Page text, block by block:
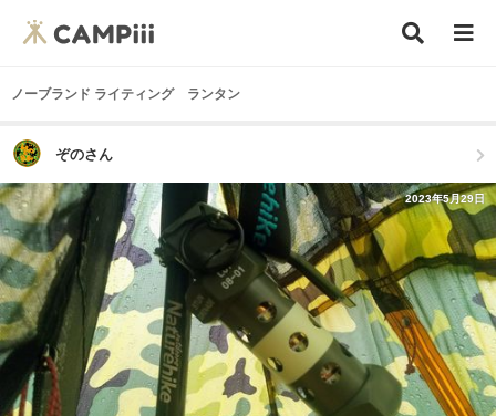
ノーブランド ライティング ランタン
ぞのさん
2023年5月29日